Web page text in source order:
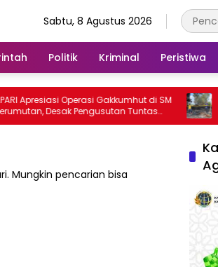
Sabtu, 8 Agustus 2026
Politik Kriminal Peristiwa
Operasi Gakkumhut di SM
Desak Pengusutan Tuntas
Liar
Buka
Warga
Mungkin pencarian bisa